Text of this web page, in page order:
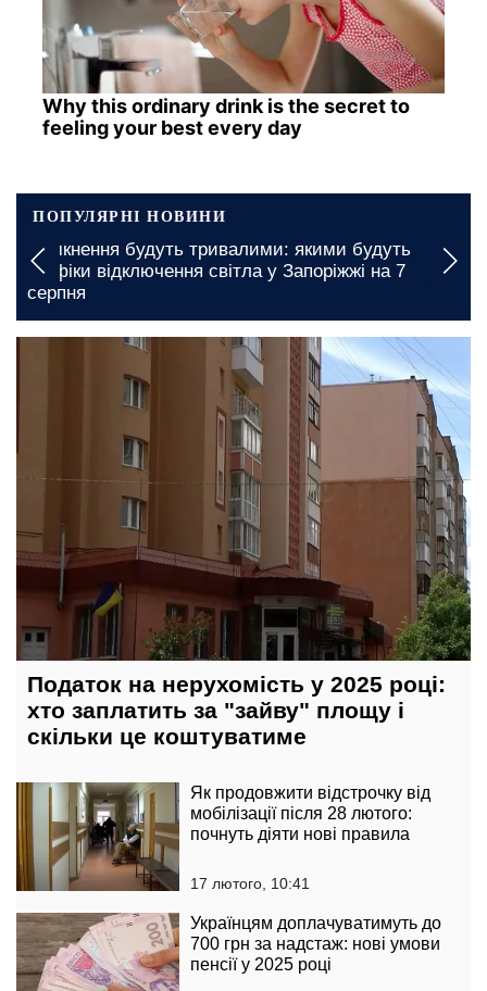
Why this ordinary drink is the secret to
feeling your best every day
ПОПУЛЯРНІ НОВИНИ
на 7
Пенсіонерів у Харківській області
безкоштовно: яку гуманітарну допомогу
17 лютого, 11:00
Податок на нерухомість у 2025 році:
хто заплатить за "зайву" площу і
скільки це коштуватиме
Як продовжити відстрочку від
мобілізації після 28 лютого:
почнуть діяти нові правила
17 лютого, 10:41
Українцям доплачуватимуть до
700 грн за надстаж: нові умови
пенсії у 2025 році